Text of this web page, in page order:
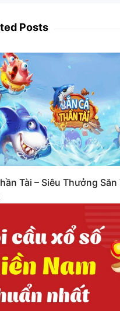
Posts
Tài – Siêu Thưởng